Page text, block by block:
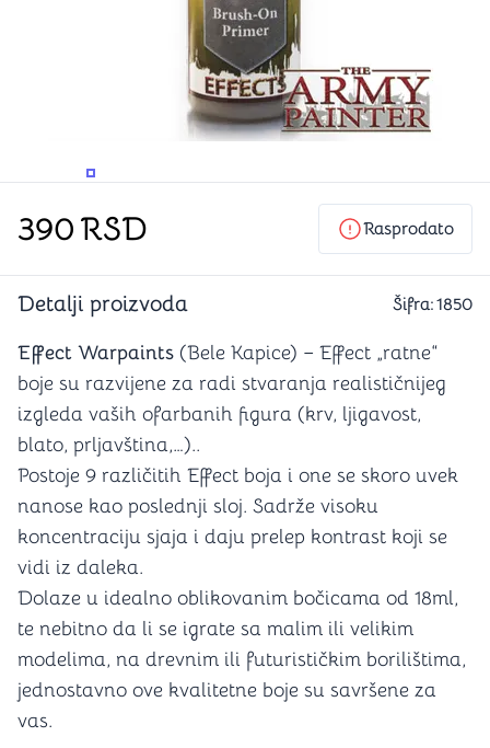
PROMENITE UGAO GLEDANJAPROMENITE UGAO GLEDANJA
390RSD Rasprodato
Detalji proizvoda Šifra:1850
Effect Warpaints (Bele Kapice) – Effect „ratne“
boje su razvijene za radi stvaranja realističnijeg
izgleda vaših ofarbanih figura (krv, ljigavost,
blato, prljavština,…)..
Postoje 9 različitih Effect boja i one se skoro uvek
nanose kao poslednji sloj. Sadrže visoku
koncentraciju sjaja i daju prelep kontrast koji se
vidi iz daleka.
Dolaze u idealno oblikovanim bočicama od 18ml,
te nebitno da li se igrate sa malim ili velikim
modelima, na drevnim ili futurističkim borilištima,
jednostavno ove kvalitetne boje su savršene za
vas.